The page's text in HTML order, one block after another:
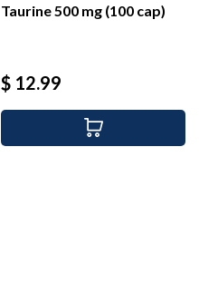
Taurine 500 mg (100 cap)
Precio
$ 12.99